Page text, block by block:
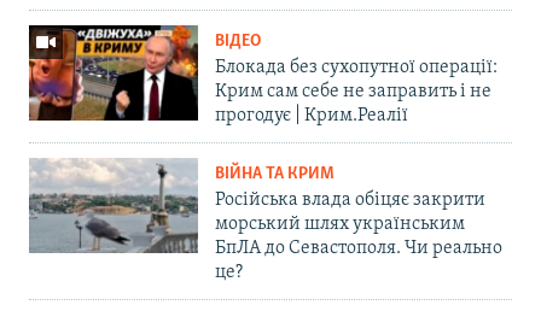
ВІДЕО
Блокада без сухопутної операції:
Крим сам себе не заправить і не
прогодує | Крим.Реалії
ВІЙНА ТА КРИМ
Російська влада обіцяє закрити
морський шлях українським
БпЛА до Севастополя. Чи реально
це?